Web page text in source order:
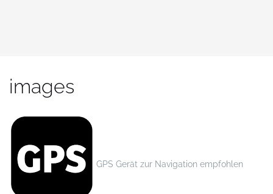
images
GPS Gerät zur Navigation empfohlen